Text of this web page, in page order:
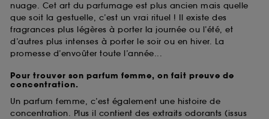
nuage. Cet art du parfumage est plus ancien mais quelle
que soit la gestuelle, c’est un vrai rituel ! Il existe des
fragrances plus légères à porter la journée ou l’été, et
d’autres plus intenses à porter le soir ou en hiver. La
promesse d’envoûter toute l’année...
Pour trouver son parfum femme, on fait preuve de
concentration.
Un parfum femme, c’est également une histoire de
concentration. Plus il contient des extraits odorants (issus